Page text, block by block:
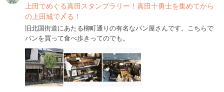
上田でめぐる真田スタンプラリー！真田十勇士を集めてから
の上田城で〆る！
旧北国街道にあたる柳町通りの有名なパン屋さんです。こちらで
パンを買って食べ歩きってのでも。